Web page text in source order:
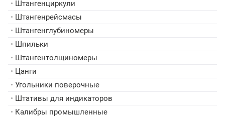
• Штангенциркули
• Штангенрейсмасы
• Штангенглубиномеры
• Шпильки
• Штангентолщиномеры
• Цанги
• Угольники поверочные
• Штативы для индикаторов
• Калибры промышленные